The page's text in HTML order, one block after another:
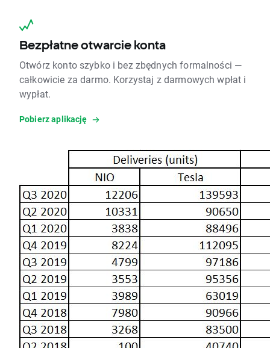
Bezpłatne otwarcie konta
Otwórz konto szybko i bez zbędnych formalności —
całkowicie za darmo. Korzystaj z darmowych wpłat i
wypłat.
Pobierz aplikację